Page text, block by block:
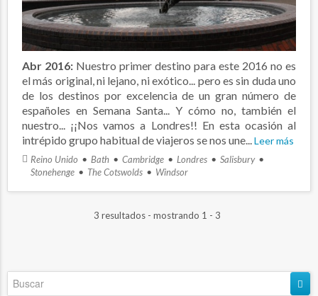
Abr 2016: Nuestro primer destino para este 2016 no es
el más original, ni lejano, ni exótico... pero es sin duda uno
de los destinos por excelencia de un gran número de
españoles en Semana Santa... Y cómo no, también el
nuestro... ¡¡Nos vamos a Londres!! En esta ocasión al
intrépido grupo habitual de viajeros se nos une... Leer más
Reino Unido Bath Cambridge Londres
Salisbury
Stonehenge
The Cotswolds Windsor
3 resultados - mostrando 1 - 3